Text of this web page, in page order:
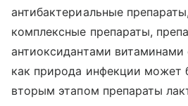
антибактериальные
комплексные препараты,
антиоксидантами витаминами
как природа инфекции может
вторым этапом препараты